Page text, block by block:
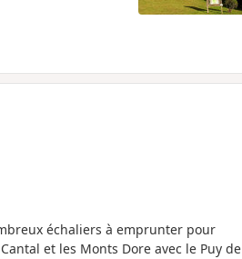
échaliers à emprunter pour
et les Monts Dore avec le Puy de